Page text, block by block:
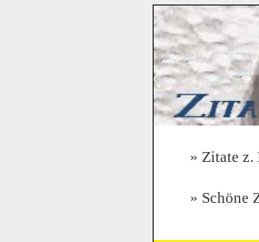
Zitate z.
Schöne